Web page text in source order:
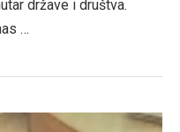
države i društva.
…